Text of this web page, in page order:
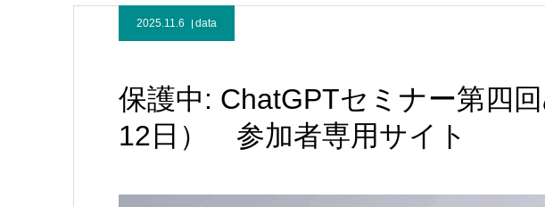
2025.11.6 data
保護中: ChatGPTセミナー第四
12日） 参加者専用サイト